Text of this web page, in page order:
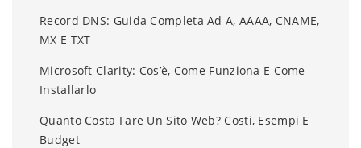
Record DNS: Guida Completa Ad A, AAAA, CNAME,
MX E TXT
Microsoft Clarity: Cos’è, Come Funziona E Come
Installarlo
Quanto Costa Fare Un Sito Web? Costi, Esempi E
Budget